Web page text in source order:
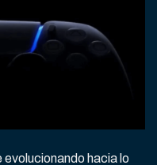
evolucionando hacia lo